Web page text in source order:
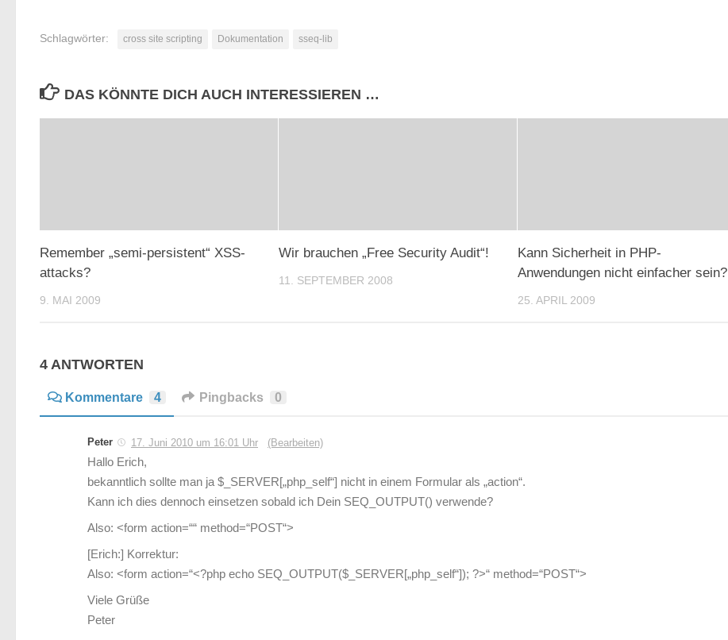
Schlagwörter: cross site scripting Dokumentation sseq-lib
DAS KÖNNTE DICH AUCH INTERESSIEREN …
Remember „semi-persistent“ XSS-
attacks?
9. MAI 2009
Wir brauchen „Free Security Audit“!
11. SEPTEMBER 2008
Kann Sicherheit in PHP-
Anwendungen nicht einfacher sein?
25. APRIL 2009
4 ANTWORTEN
Kommentare 4 Pingbacks 0
Peter 17. Juni 2010 um 16:01 Uhr (Bearbeiten)
Hallo Erich,
bekanntlich sollte man ja $_SERVER[„php_self“] nicht in einem Formular als „action“.
Kann ich dies dennoch einsetzen sobald ich Dein SEQ_OUTPUT() verwende?
Also: <form action=““ method=“POST“>
[Erich:] Korrektur:
Also: <form action=“<?php echo SEQ_OUTPUT($_SERVER[„php_self“]); ?>“ method=“POST“>
Viele Grüße
Peter